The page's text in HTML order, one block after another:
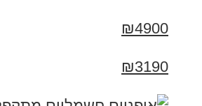
₪4900
₪3190